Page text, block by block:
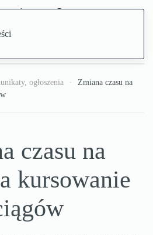
ogłoszenia
Zmiana czasu na
czasu na
kursowanie